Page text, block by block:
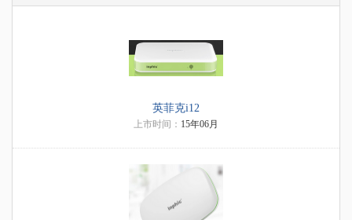
英菲克i12
上市时间： 15年06月